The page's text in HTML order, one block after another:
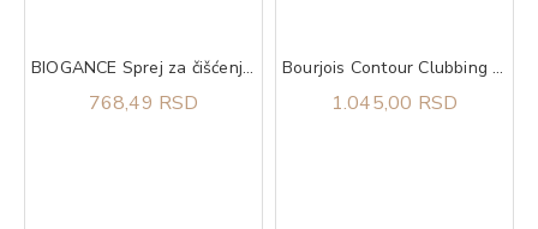
BIOGANCE Sprej za čišćenje ušiju Organissime Ear Losion 100ml
768,49 RSD
Bourjois Contour Clubbing 24h vodootporna 54 olovka za oči
1.045,00 RSD